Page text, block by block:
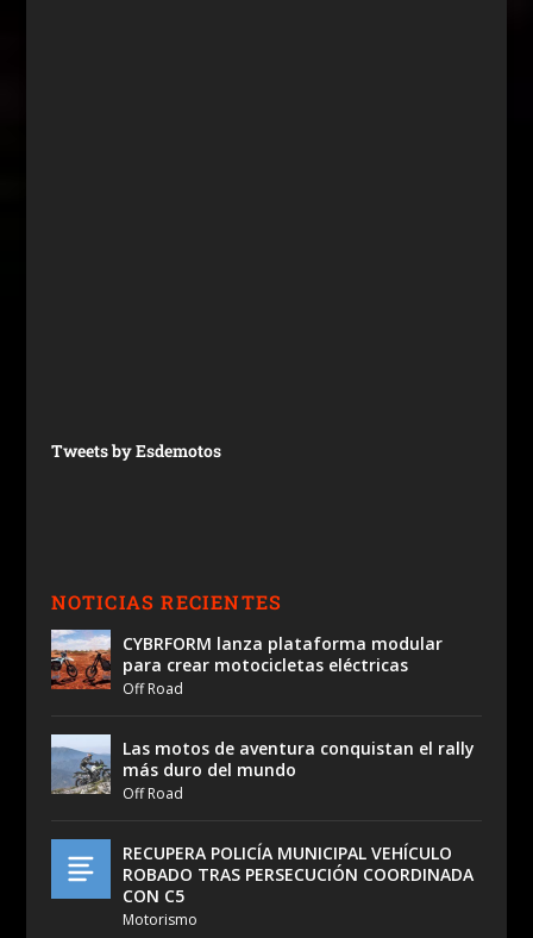
Tweets by Esdemotos
NOTICIAS RECIENTES
CYBRFORM lanza plataforma modular
para crear motocicletas eléctricas
Off Road
Las motos de aventura conquistan el rally
más duro del mundo
Off Road
RECUPERA POLICÍA MUNICIPAL VEHÍCULO
ROBADO TRAS PERSECUCIÓN COORDINADA
CON C5
Motorismo